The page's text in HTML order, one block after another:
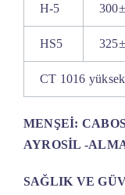
H-5
HS5
CT 1016
MENŞEİ:
AYROSİL -
SAĞLIK VE